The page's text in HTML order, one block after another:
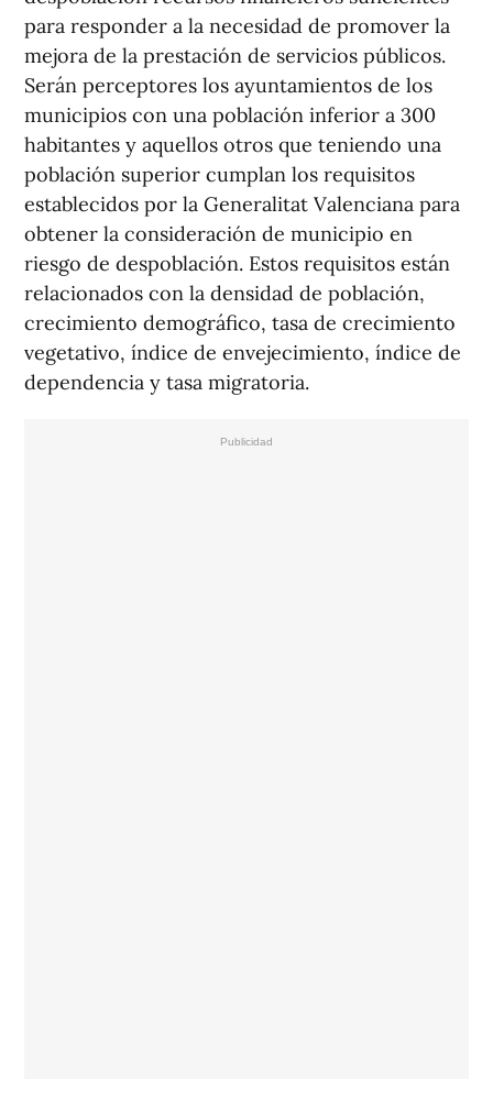
para responder a la necesidad de promover la
mejora de la prestación de servicios públicos.
Serán perceptores los ayuntamientos de los
municipios con una población inferior a 300
habitantes y aquellos otros que teniendo una
población superior cumplan los requisitos
establecidos por la Generalitat Valenciana para
obtener la consideración de municipio en
riesgo de despoblación. Estos requisitos están
relacionados con la densidad de población,
crecimiento demográfico, tasa de crecimiento
vegetativo, índice de envejecimiento, índice de
dependencia y tasa migratoria.